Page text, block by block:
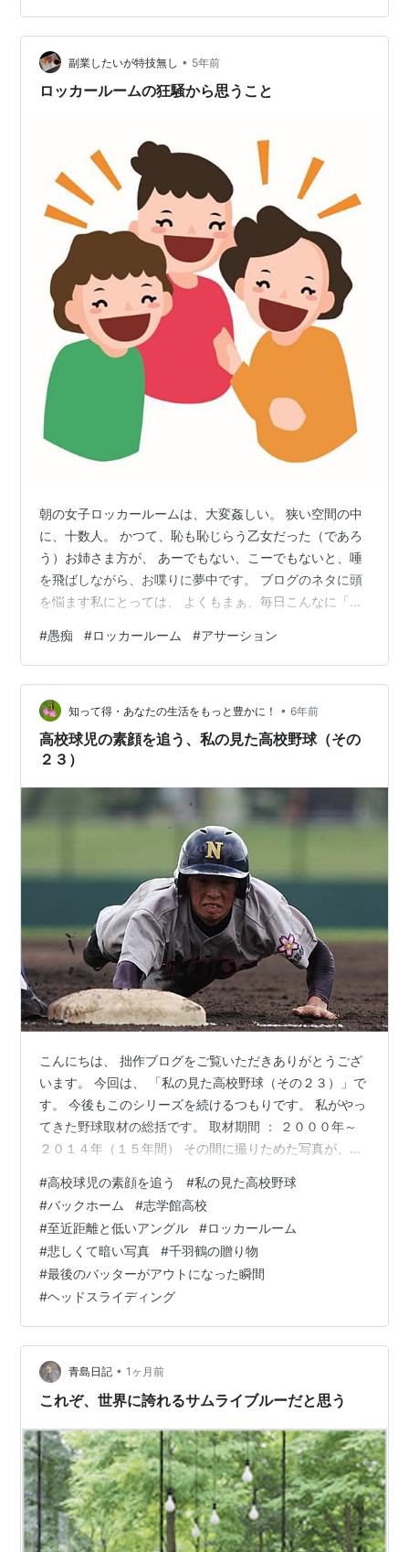
体は何でも。 被写体ですか？ 被写体は何でもありです。
風景から、そのへんに咲いている草花など・・。 とにか
く何でも撮りまくり…
副業したいが特技無し • 5年前
ロッカールームの狂騒から思うこと
朝の女子ロッカールームは、大変姦しい。 狭い空間の中
に、十数人。 かつて、恥も恥じらう乙女だった（であろ
う）お姉さま方が、 あーでもない、こーでもないと、唾
を飛ばしながら、お喋りに夢中です。 ブログのネタに頭
を悩ます私にとっては、 よくもまぁ、毎日こんなに「力
ありません。 そこで、「何かヒントになることは、無い
かいな。」 と思い、輪の外から、そっと耳を傾けて聞い
てみるのですが、 （うそ。耳を塞いでいても、イヤでも
入ってくる 笑。） 話題のほとんどが、愚痴ですね。 仕
事のこと、上司のこと、同僚のこと、家族のこと。 聞い
ていてあまり愉快な話ではあ…
#愚痴 #ロッカールーム #アサーション
知って得・あなたの生活をもっと豊かに！ • 6年前
高校球児の素顔を追う、私の見た高校野球（その
２３）
こんにちは、 拙作ブログをご覧いただきありがとうござ
います。 今回は、 「私の見た高校野球（その２３）」で
す。 今後もこのシリーズを続けるつもりです。 私がやっ
てきた野球取材の総括です。 取材期間 ： ２０００年～
２０１４年（１５年間） その間に撮りためた写真が、１
たちの歴史と同時に、私の歴史でもあります。 写真です
ので、 その瞬間、 高校球児たちと同じ場所にいなければ
なりません。 その時間と空間の中から、私の感性で切り
取ったのが、 この写真集です。 だから、この写真の中に
は、私の気持ちが入っています。 それは「こだわり」と
いったほうがよいか…
#高校球児の素顔を追う #私の見た高校野球
#バックホーム #志学館高校
#至近距離と低いアングル #ロッカールーム
#悲しくて暗い写真 #千羽鶴の贈り物
#最後のバッターがアウトになった瞬間
#ヘッドスライディング
青島日記 • 1ヶ月前
これぞ、世界に誇れるサムライブルーだと思う